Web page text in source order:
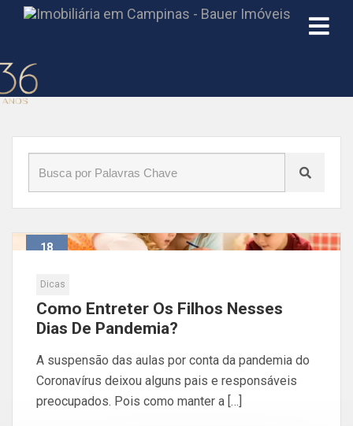
Início» Blog»corona
18
Dicas
Como Entreter Os Filhos Nesses
Dias De Pandemia?
A suspensão das aulas por conta da pandemia do
Coronavírus deixou alguns pais e responsáveis
preocupados. Pois como manter a […]